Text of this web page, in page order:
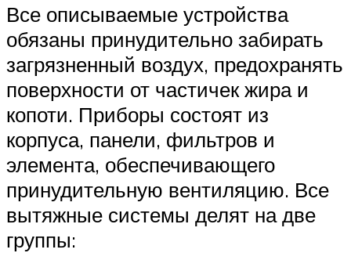
Все описываемые устройства
обязаны принудительно забирать
загрязненный воздух, предохранять
поверхности от частичек жира и
копоти. Приборы состоят из
корпуса, панели, фильтров и
элемента, обеспечивающего
принудительную вентиляцию. Все
вытяжные системы делят на две
группы: